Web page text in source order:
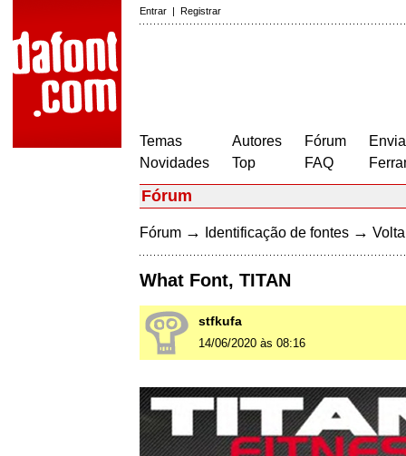
Entrar | Registrar
Temas
Novidades
Autores
Top
Fórum
FAQ
Fórum
Fórum → Identificação de fontes →
What Font, TITAN
stfkufa
14/06/2020 às 08:16